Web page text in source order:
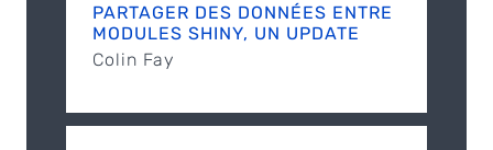
PARTAGER DES DONNÉES ENTRE
MODULES SHINY, UN UPDATE
Colin Fay